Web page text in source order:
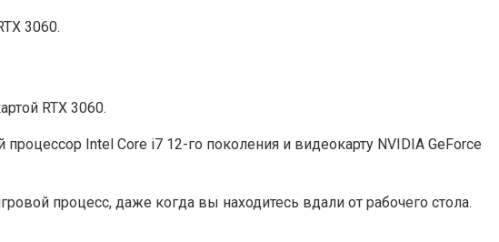
3060.
RTX 3060.
Intel Core i7 12-го поколения и видеокарту NVIDIA GeForce
процесс, даже когда вы находитесь вдали от рабочего стола.